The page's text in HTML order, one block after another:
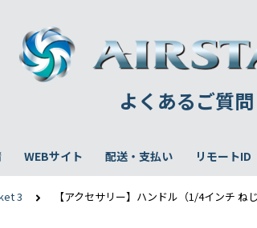
よくあるご質問
WEBサイト 配送・支払い リモートID
3 【アクセサリー】ハンドル（1/4インチ ね